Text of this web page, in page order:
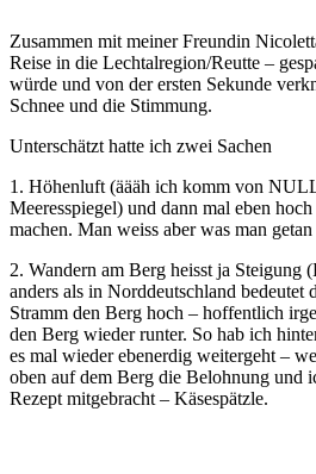
Zusammen mit meiner Freundin
Reise in die Lechtalregion/Reutte –
würde und von der ersten Sekunde
Schnee und die Stimmung.
Unterschätzt hatte ich zwei Sachen
1. Höhenluft (äääh ich komm von
Meeresspiegel) und dann mal eben
machen. Man weiss aber was man getan
2. Wandern am Berg heisst ja Steigung
anders als in Norddeutschland bedeutet
Stramm den Berg hoch – hoffentlich
den Berg wieder runter. So hab ich
es mal wieder ebenerdig weitergeht –
oben auf dem Berg die Belohnung und
Rezept mitgebracht – Käsespätzle.